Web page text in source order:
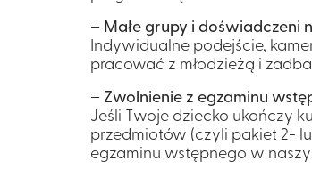
– Małe grupy i doświadczeni
Indywidualne podejście,
pracować z młodzieżą i
– Zwolnienie z egzaminu
Jeśli Twoje dziecko ukończy
przedmiotów (czyli pakiet 2-
egzaminu wstępnego w